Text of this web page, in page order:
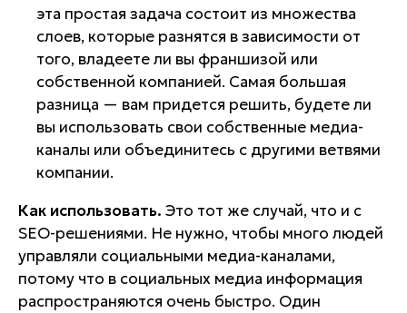
эта простая задача состоит из множества
слоев, которые разнятся в зависимости от
того, владеете ли вы франшизой или
собственной компанией. Самая большая
разница — вам придется решить, будете ли
вы использовать свои собственные медиа-
каналы или объединитесь с другими ветвями
компании.
Как использовать. Это тот же случай, что и с
SEO-решениями. Не нужно, чтобы много людей
управляли социальными медиа-каналами,
потому что в социальных медиа информация
распространяются очень быстро. Один